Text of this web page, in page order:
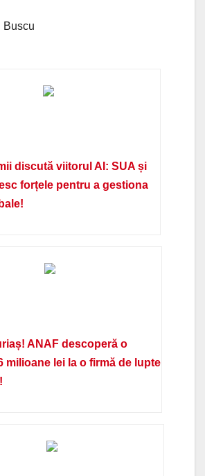
Buscu
discută viitorul AI: SUA și
forțele pentru a gestiona
ANAF descoperă o
milioane lei la o firmă de lupte